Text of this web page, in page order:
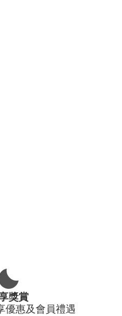
獎賞
優惠及會員禮遇